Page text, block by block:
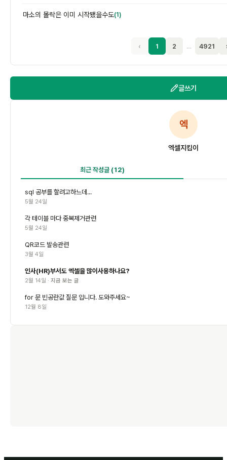
마소의 몰락은 이미 시작됐을수도(1)
‹ 1 2 … 4921
글쓰기
엑
엑셀지킴이
최근 작성글 (12)
sql 공부를 할려고하느데...
5월 24일
각 테이블 마다 중복제거관련
5월 24일
QR코드 발송관련
3월 4일
인사(HR)부서도 엑셀을 많이사용하나요?
2월 14일 · 지금 보는 글
for 문 빈공란값 질문 입니다. 도와주세요~
12월 8일